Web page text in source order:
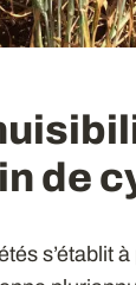
de
s’établit